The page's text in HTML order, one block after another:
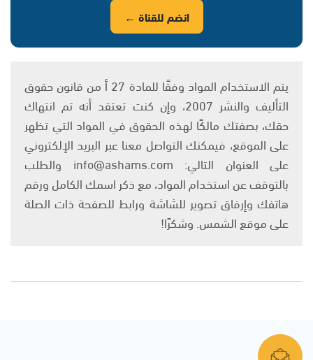
انضم للقناة ←
يتم الاستخدام المواد وفقًا للمادة 27 أ من قانون حقوق
التأليف والنشر 2007، وإن كنت تعتقد أنه تم انتهاك
حقك، بصفتك مالكًا لهذه الحقوق في المواد التي تظهر
على الموقع، فيمكنك التواصل معنا عبر البريد الإلكتروني
على العنوان التالي: info@ashams.com والطلب
بالتوقف عن استخدام المواد، مع ذكر اسمك الكامل ورقم
هاتفك وإرفاق تصوير للشاشة ورابط للصفحة ذات الصلة
على موقع الشمس. وشكرًا!